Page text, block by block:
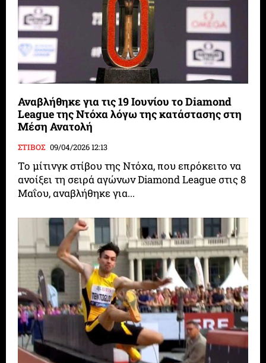
Αναβλήθηκε για τις 19 Ιουνίου το Diamond
League της Ντόχα λόγω της κατάστασης στη
Μέση Ανατολή
ΣΤΙΒΟΣ 09/04/2026 12:13
Το μίτινγκ στίβου της Ντόχα, που επρόκειτο να
ανοίξει τη σειρά αγώνων Diamond League στις 8
Μαΐου, αναβλήθηκε για...